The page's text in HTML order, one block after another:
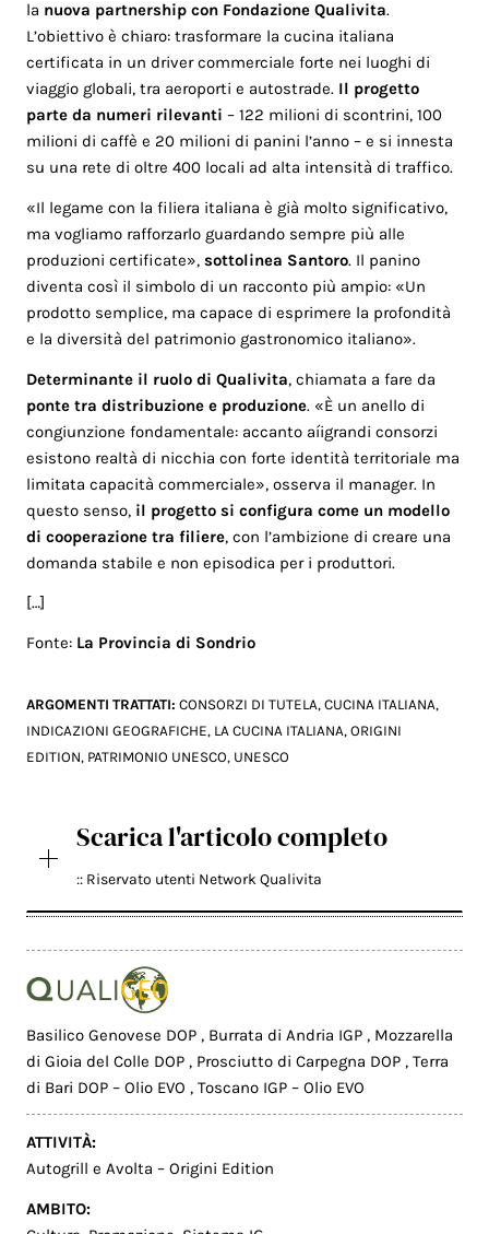
la nuova partnership con Fondazione Qualivita.
L’obiettivo è chiaro: trasformare la cucina italiana
certificata in un driver commerciale forte nei luoghi di
viaggio globali, tra aeroporti e autostrade. Il progetto
parte da numeri rilevanti – 122 milioni di scontrini, 100
milioni di caffè e 20 milioni di panini l’anno – e si innesta
su una rete di oltre 400 locali ad alta intensità di traffico.
«Il legame con la filiera italiana è già molto significativo,
ma vogliamo rafforzarlo guardando sempre più alle
produzioni certificate»,sottolinea Santoro. Il panino
diventa così il simbolo di un racconto più ampio: «Un
prodotto semplice, ma capace di esprimere la profondità
e la diversità del patrimonio gastronomico italiano».
Determinante il ruolo di Qualivita, chiamata a fare da
ponte tra distribuzione e produzione. «È un anello di
congiunzione fondamentale: accanto aíigrandi consorzi
esistono realtà di nicchia con forte identità territoriale ma
limitata capacità commerciale», osserva il manager. In
questo senso, il progetto si configura come un modello
di cooperazione tra filiere, con l’ambizione di creare una
domanda stabile e non episodica per i produttori.
[…]
Fonte: La Provincia di Sondrio
ARGOMENTI TRATTATI:CONSORZI DI TUTELA,CUCINA ITALIANA,
INDICAZIONI GEOGRAFICHE, LA CUCINA ITALIANA,ORIGINI
EDITION, PATRIMONIO UNESCO, UNESCO
Scarica l'articolo completo
:: Riservato utenti Network Qualivita
Basilico Genovese DOP , Burrata di Andria IGP , Mozzarella
di Gioia del Colle DOP , Prosciutto di Carpegna DOP ,Terra
di Bari DOP – Olio EVO ,Toscano IGP – Olio EVO
ATTIVITÀ:
Autogrill e Avolta – Origini Edition
AMBITO: